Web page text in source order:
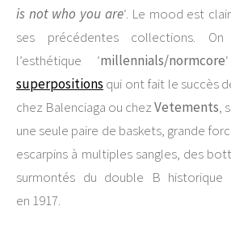
is not who you are‘. Le mood est
ses précédentes collections.
l’esthétique ‘millennials/normcore
superpositions qui ont fait le succès
chez Balenciaga ou chezVetements,
une seule paire de baskets, grande
escarpins à multiples sangles, des
surmontés du double B
en 1917.